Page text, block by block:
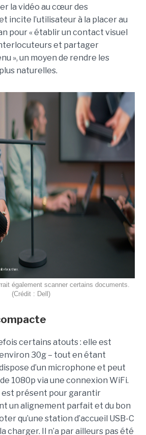
la vidéo au cœur des
incite l’utilisateur à la placer au
pour « établir un contact visuel
et partager
», un moyen de rendre les
naturelles.
également scanner certains documents.
(Crédit : Dell)
certains atouts : elle est
30g – tout en étant
d’un microphone et peut
1080p via une connexion WiFi.
est présent pour garantir
un alignement parfait et du bon
qu’une station d’accueil USB-C
charger. Il n’a par ailleurs pas été